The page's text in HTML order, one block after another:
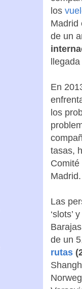
los
Madrid
de un
En
los
tasas,
Madrid.
Las
‘slots’
de un
rutas